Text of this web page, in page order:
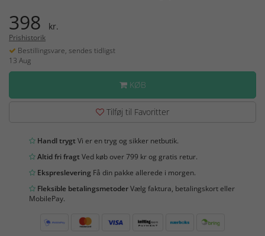
398 kr.
Prishistorik
Bestillingsvare, sendes tidligst
13 Aug
KØB
Tilføj til Favoritter
Handl trygtVi er en tryg og sikker netbutik.
Altid fri fragtVed køb over 799 kr og gratis retur.
Ekspreslevering Få din pakke allerede i morgen.
Fleksible betalingsmetoderVælg faktura, betalingskort eller
MobilePay.